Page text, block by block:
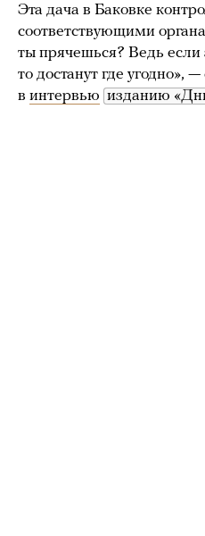
Эта дача в Баковке
соответствующими
ты прячешься? Ведь если
то достанут где угодно»,
в интервью изданию